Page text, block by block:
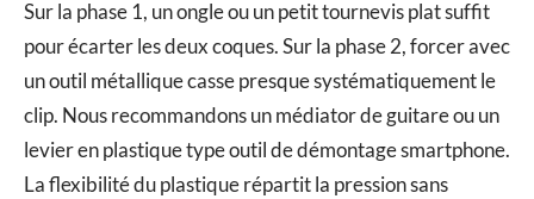
Sur la phase 1, un ongle ou un petit tournevis plat suffit
pour écarter les deux coques. Sur la phase 2, forcer avec
un outil métallique casse presque systématiquement le
clip. Nous recommandons un médiator de guitare ou un
levier en plastique type outil de démontage smartphone.
La flexibilité du plastique répartit la pression sans